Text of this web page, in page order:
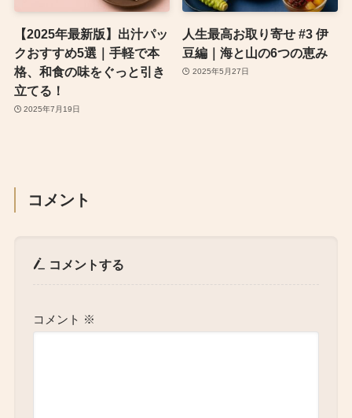
【2025年最新版】出汁パッ
クおすすめ5選｜手軽で本
格、和食の味をぐっと引き
立てる！
2025年7月19日
人生最高お取り寄せ #3 伊
豆編｜海と山の6つの恵み
2025年5月27日
コメント
コメントする
コメント ※